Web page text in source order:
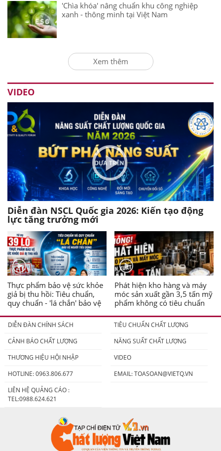
'Chìa khóa' nâng chuẩn khu công nghiệp
xanh - thông minh tại Việt Nam
Xem thêm
VIDEO
Diễn đàn NSCL Quốc gia 2026: Kiến tạo động
lực tăng trưởng mới
Thực phẩm bảo vệ sức khỏe
giả bị thu hồi: Tiêu chuẩn,
quy chuẩn - 'lá chắn' bảo vệ
Phát hiện kho hàng và máy
móc sản xuất gần 3,5 tấn mỹ
phẩm không có tiêu chuẩn
DIỄN ĐÀN CHÍNH SÁCH
TIÊU CHUẨN CHẤT LƯỢNG
CẢNH BÁO CHẤT LƯỢNG
NĂNG SUẤT CHẤT LƯỢNG
THƯƠNG HIỆU HỘI NHẬP
VIDEO
HOTLINE: 0963.806.677
EMAIL:TOASOAN@VIETQ.VN
LIÊN HỆ QUẢNG CÁO :
TEL:0988.624.621